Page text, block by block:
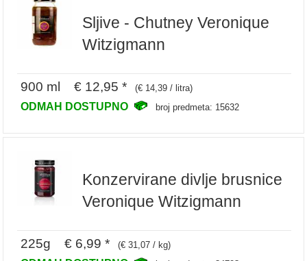
Sljive - Chutney Veronique
Witzigmann
900 ml € 12,95 * (€ 14,39 / litra)
ODMAH DOSTUPNO broj predmeta: 15632
Konzervirane divlje brusnice
Veronique Witzigmann
225g € 6,99 * (€ 31,07 / kg)